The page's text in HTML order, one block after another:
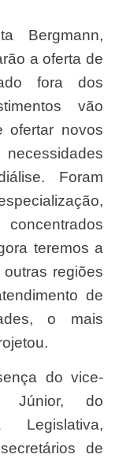
a oferta de
fora dos
vão
ofertar novos
Foram
teremos a
regiões
de
o mais
Júnior, do
Legislativa,
de